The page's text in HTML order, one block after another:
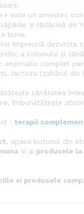
este un amestec
și rădăcină de
bune.
împreună dezvolta
a colonului și
enzimatic complet
lactoza (zahărul din
sănătatea
îmbunătățește
: terapii
, apasa butonul din
si ai produsele la
si produsele